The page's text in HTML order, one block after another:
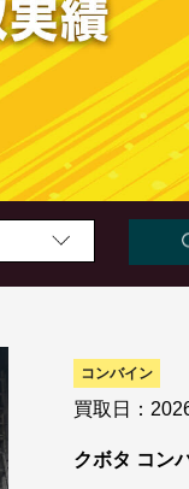
コンバイン
買取日：
クボタ コン